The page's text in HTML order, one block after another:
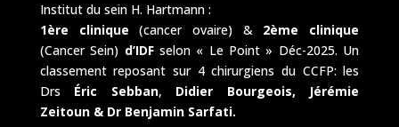
Institut du sein H. Hartmann :
1ère clinique(cancer ovaire) & 2ème clinique
(Cancer Sein) d’IDF selon « Le Point » Déc-2025. Un
classement reposant sur 4 chirurgiens du CCFP: les
Drs Éric Sebban, Didier Bourgeois,
Jérémie
Zeitoun & Dr Benjamin Sarfati.